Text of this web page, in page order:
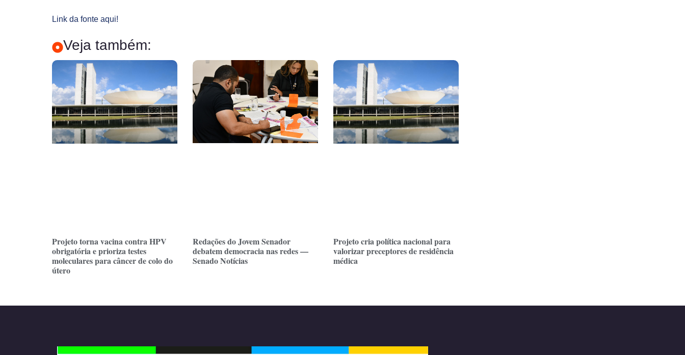
Link da fonte aqui!
Veja também:
Projeto torna vacina contra HPV
obrigatória e prioriza testes
moleculares para câncer de colo do
útero
Redações do Jovem Senador
debatem democracia nas redes —
Senado Notícias
Projeto cria política nacional para
valorizar preceptores de residência
médica